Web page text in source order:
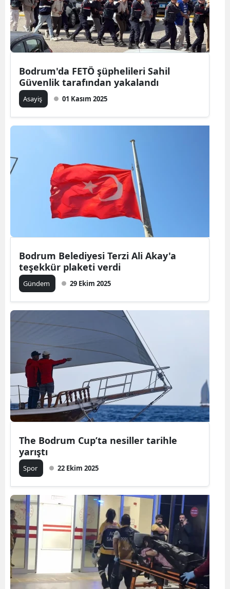
Bodrum'da FETÖ şüphelileri Sahil
Güvenlik tarafından yakalandı
Asayiş 01 Kasım 2025
Bodrum Belediyesi Terzi Ali Akay'a
teşekkür plaketi verdi
Gündem 29 Ekim 2025
The Bodrum Cup’ta nesiller tarihle
yarıştı
Spor 22 Ekim 2025